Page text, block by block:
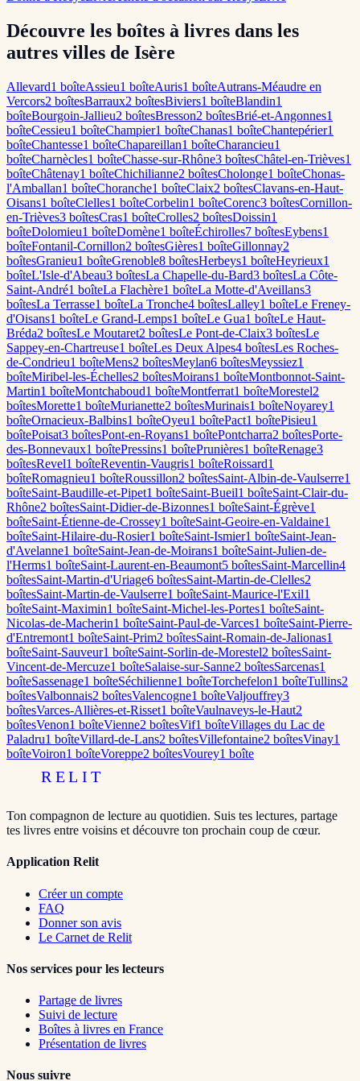
Découvre les boîtes à livres dans les
autres villes de Isère
Allevard1 boîteAssieu1 boîteAuris1 boîteAutrans-Méaudre en
Vercors2 boîtesBarraux2 boîtesBiviers1 boîteBlandin1
boîteBourgoin-Jallieu2 boîtesBresson2 boîtesBrié-et-Angonnes1
boîteCessieu1 boîteChampier1 boîteChanas1 boîteChantepérier1
boîteChantesse1 boîteChapareillan1 boîteCharancieu1
boîteCharnècles1 boîteChasse-sur-Rhône3 boîtesChâtel-en-Trièves1
boîteChâtenay1 boîteChichilianne2 boîtesCholonge1 boîteChonas-
l'Amballan1 boîteChoranche1 boîteClaix2 boîtesClavans-en-Haut-
Oisans1 boîteClelles1 boîteCorbelin1 boîteCorenc3 boîtesCornillon-
en-Trièves3 boîtesCras1 boîteCrolles2 boîtesDoissin1
boîteDolomieu1 boîteDomène1 boîteÉchirolles7 boîtesEybens1
boîteFontanil-Cornillon2 boîtesGières1 boîteGillonnay2
boîtesGranieu1 boîteGrenoble8 boîtesHerbeys1 boîteHeyrieux1
boîteL'Isle-d'Abeau3 boîtesLa Chapelle-du-Bard3 boîtesLa Côte-
Saint-André1 boîteLa Flachère1 boîteLa Motte-d'Aveillans3
boîtesLa Terrasse1 boîteLa Tronche4 boîtesLalley1 boîteLe Freney-
d'Oisans1 boîteLe Grand-Lemps1 boîteLe Gua1 boîteLe Haut-
Bréda2 boîtesLe Moutaret2 boîtesLe Pont-de-Claix3 boîtesLe
Sappey-en-Chartreuse1 boîteLes Deux Alpes4 boîtesLes Roches-
de-Condrieu1 boîteMens2 boîtesMeylan6 boîtesMeyssiez1
boîteMiribel-les-Échelles2 boîtesMoirans1 boîteMontbonnot-Saint-
Martin1 boîteMontchaboud1 boîteMontferrat1 boîteMorestel2
boîtesMorette1 boîteMurianette2 boîtesMurinais1 boîteNoyarey1
boîteOrnacieux-Balbins1 boîteOyeu1 boîtePact1 boîtePisieu1
boîtePoisat3 boîtesPont-en-Royans1 boîtePontcharra2 boîtesPorte-
des-Bonnevaux1 boîtePressins1 boîtePrunières1 boîteRenage3
boîtesRevel1 boîteReventin-Vaugris1 boîteRoissard1
boîteRomagnieu1 boîteRoussillon2 boîtesSaint-Albin-de-Vaulserre1
boîteSaint-Baudille-et-Pipet1 boîteSaint-Bueil1 boîteSaint-Clair-du-
Rhône2 boîtesSaint-Didier-de-Bizonnes1 boîteSaint-Égrève1
boîteSaint-Étienne-de-Crossey1 boîteSaint-Geoire-en-Valdaine1
boîteSaint-Hilaire-du-Rosier1 boîteSaint-Ismier1 boîteSaint-Jean-
d'Avelanne1 boîteSaint-Jean-de-Moirans1 boîteSaint-Julien-de-
l'Herms1 boîteSaint-Laurent-en-Beaumont5 boîtesSaint-Marcellin4
boîtesSaint-Martin-d'Uriage6 boîtesSaint-Martin-de-Clelles2
boîtesSaint-Martin-de-Vaulserre1 boîteSaint-Maurice-l'Exil1
boîteSaint-Maximin1 boîteSaint-Michel-les-Portes1 boîteSaint-
Nicolas-de-Macherin1 boîteSaint-Paul-de-Varces1 boîteSaint-Pierre-
d'Entremont1 boîteSaint-Prim2 boîtesSaint-Romain-de-Jalionas1
boîteSaint-Sauveur1 boîteSaint-Sorlin-de-Morestel2 boîtesSaint-
Vincent-de-Mercuze1 boîteSalaise-sur-Sanne2 boîtesSarcenas1
boîteSassenage1 boîteSéchilienne1 boîteTorchefelon1 boîteTullins2
boîtesValbonnais2 boîtesValencogne1 boîteValjouffrey3
boîtesVarces-Allières-et-Risset1 boîteVaulnaveys-le-Haut2
boîtesVenon1 boîteVienne2 boîtesVif1 boîteVillages du Lac de
Paladru1 boîteVillard-de-Lans2 boîtesVillefontaine2 boîtesVinay1
boîteVoiron1 boîteVoreppe2 boîtesVourey1 boîte
RELIT
Ton compagnon de lecture au quotidien. Suis tes lectures, partage
tes livres entre voisins et découvre ton prochain coup de cœur.
Application Relit
Créer un compte
FAQ
Donner son avis
Le Carnet de Relit
Nos services pour les lecteurs
Partage de livres
Suivi de lecture
Boîtes à livres en France
Présentation de livres
Nous suivre